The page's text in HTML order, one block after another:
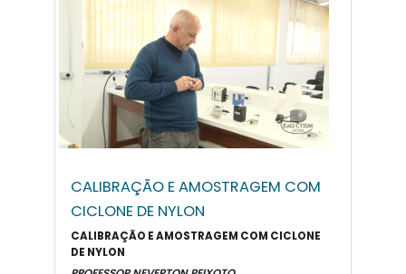
CALIBRAÇÃO E AMOSTRAGEM COM
CICLONE DE NYLON
CALIBRAÇÃO E AMOSTRAGEM COM CICLONE
DE NYLON